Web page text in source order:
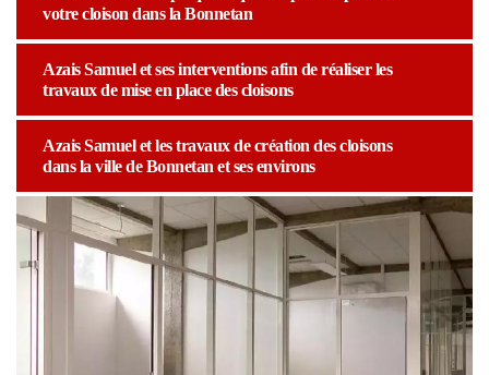
votre cloison dans la Bonnetan
Azais Samuel et ses interventions afin de réaliser les
travaux de mise en place des cloisons
Azais Samuel et les travaux de création des cloisons
dans la ville de Bonnetan et ses environs